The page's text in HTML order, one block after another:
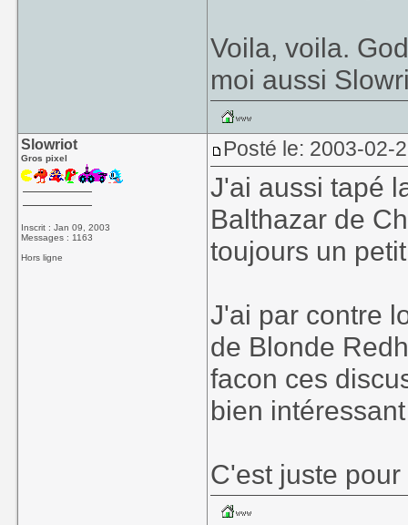
Voila, voila.
moi aussi
Slowriot
Gros pixel
Inscrit : Jan 09, 2003
Messages : 1163
Hors ligne
Posté le: 2003-02-
J'ai aussi tapé
Balthazar de
toujours un
J'ai par contre
de Blonde
facon ces
bien
C'est juste